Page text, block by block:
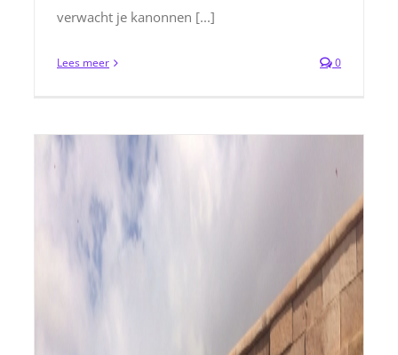
verwacht je kanonnen [...]
Lees meer 0